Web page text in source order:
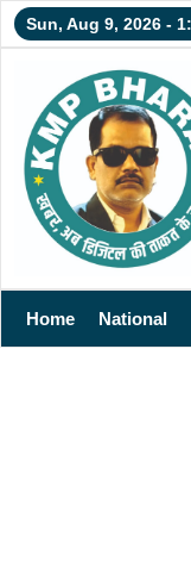
Sun, Aug 9, 2026 -
Home National